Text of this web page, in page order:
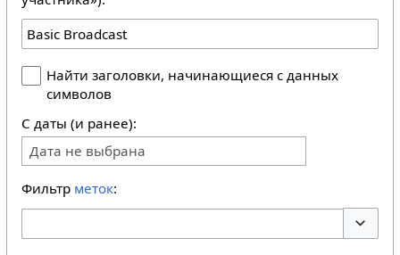
Найти заголовки, начинающиеся с данных
символов
С даты (и ранее):
Дата не выбрана
Фильтр меток: